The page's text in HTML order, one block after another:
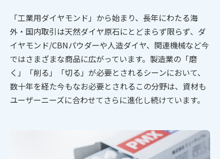
「工業用ダイヤモンド」から始まり、 長年にわたる海
外・国内取引は天然ダイヤ原石にとどまらず限らず、ダ
イヤモンド/CBNパウダーや人造ダイヤ、関連機械など今
ではさまざまな商品に広がっています。製造業の「磨
く」「削る」「切る」が必要とされるシーンにおいて、
数十年を経た今もなお必要とされるこの分野は、資材も
ユーザーニーズに合わせてさらに進化し続けています。